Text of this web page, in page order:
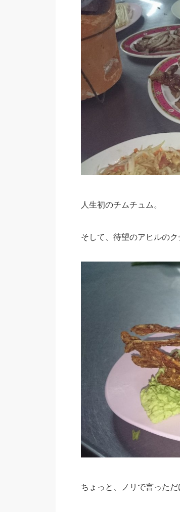
人生初のチムチュム。
そして、待望のアヒルの
ちょっと、ノリで言った